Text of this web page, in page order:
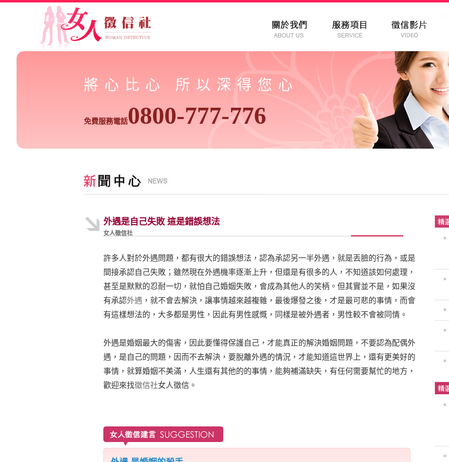
將心比心 所以深得您心
免費服務電話0800-777-776
外遇是自己失敗 這是錯誤想法
女人徵信社
許多人對於外遇問題，都有很大的錯誤想法，認為承認另一半外遇，就是丟臉的行為，或是
間接承認自己失敗；雖然現在外遇機率逐漸上升，但還是有很多的人，不知道該如何處理，
甚至是默默的忍耐一切，就怕自己婚姻失敗，會成為其他人的笑柄。但其實並不是，如果沒
有承認外遇 ，就不會去解決，讓事情越來越複雜，最後爆發之後，才是最可悲的事情，而會
有這樣想法的，大多都是男性，因此有男性感慨，同樣是被外遇者，男性較不會被同情。
外遇是婚姻最大的傷害，因此要懂得保護自己，才能真正的解決婚姻問題，不要認為配偶外
遇，是自己的問題，因而不去解決，要脫離外遇的情況，才能知道這世界上，還有更美好的
事情，就算婚姻不美滿，人生還有其他的的事情，能夠補滿缺失，有任何需要幫忙的地方，
歡迎來找徵信社女人徵信。